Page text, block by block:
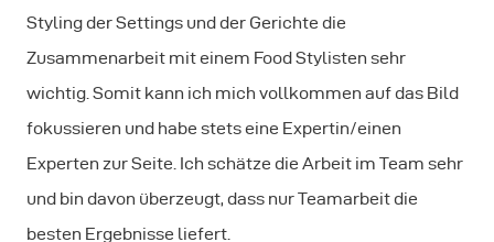
Styling der Settings und der Gerichte die
Zusammenarbeit mit einem Food Stylisten sehr
wichtig. Somit kann ich mich vollkommen auf das Bild
fokussieren und habe stets eine Expertin/einen
Experten zur Seite. Ich schätze die Arbeit im Team sehr
und bin davon überzeugt, dass nur Teamarbeit die
besten Ergebnisse liefert.